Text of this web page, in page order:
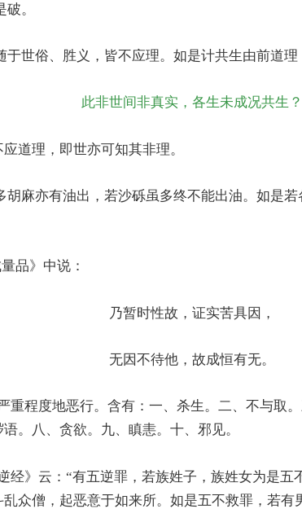
。
世俗、胜义，皆不应理。如是计共生由前道理
此非世间非真实，各生未成况共生？
道理，即世亦可知其非理。
胡麻亦有油出，若沙砾虽多终不能出油。如是
品》中说：
乃暂时性故，证实苦具因，
无因不待他，故成恒有无。
重程度地恶行。含有：一、杀生。二、不与取
。八、贪欲。九、瞋恚。十、邪见。
经》云：“有五逆罪，若族姓子，族姓女为是
众僧，起恶意于如来所。如是五不救罪，若有